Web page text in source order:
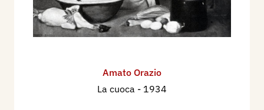
Amato Orazio
La cuoca - 1934